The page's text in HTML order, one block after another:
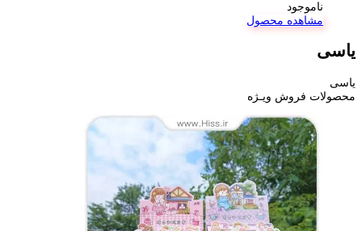
ناموجود
مشاهده محصول
یاسی
یاسی
محصولات فروش ویـژه